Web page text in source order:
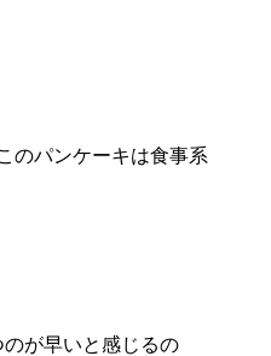
のパンケーキは食事系
が早いと感じるの